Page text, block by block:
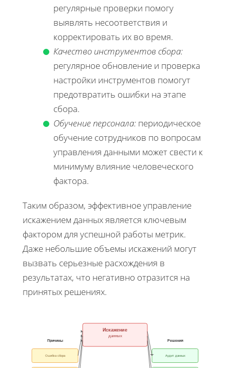
регулярные проверки помогу
выявлять несоответствия и
корректировать их во время.
Качество инструментов сбора:
регулярное обновление и проверка
настройки инструментов помогут
предотвратить ошибки на этапе
сбора.
Обучение персонала: периодическое
обучение сотрудников по вопросам
управления данными может свести к
минимуму влияние человеческого
фактора.
Таким образом, эффективное управление
искажением данных является ключевым
фактором для успешной работы метрик.
Даже небольшие объемы искажений могут
вызвать серьезные расхождения в
результатах, что негативно отразится на
принятых решениях.
Искажение
данных
Причины
Решения
Ошибка сбора Аудит данных